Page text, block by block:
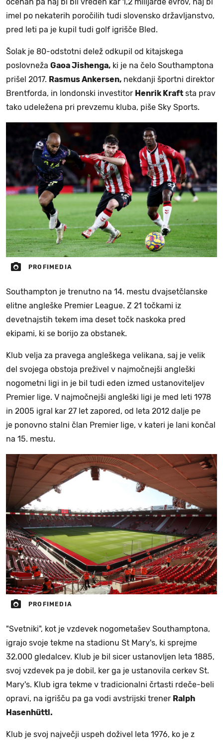
imel po nekaterih poročilih tudi slovensko državljanstvo,
pred leti pa je kupil tudi golf igrišče Bled.
Šolak je 80-odstotni delež odkupil od kitajskega
poslovneža Gaoa Jishenga, ki je na čelo Southamptona
prišel 2017. Rasmus Ankersen, nekdanji športni direktor
Brentforda, in londonski investitor Henrik Kraft sta prav
tako udeležena pri prevzemu kluba, piše Sky Sports.
PROFIMEDIA
Southampton je trenutno na 14. mestu dvajsetčlanske
elitne angleške Premier League. Z 21 točkami iz
devetnajstih tekem ima deset točk naskoka pred
ekipami, ki se borijo za obstanek.
Klub velja za pravega angleškega velikana, saj je velik
del svojega obstoja preživel v najmočnejši angleški
nogometni ligi in je bil tudi eden izmed ustanoviteljev
Premier lige. V najmočnejši angleški ligi je med leti 1978
in 2005 igral kar 27 let zapored, od leta 2012 dalje pe
je ponovno stalni član Premier lige, v kateri je lani končal
na 15. mestu.
PROFIMEDIA
"Svetniki", kot je vzdevek nogometašev Southamptona,
igrajo svoje tekme na stadionu St Mary's, ki sprejme
32.000 gledalcev. Klub je bil sicer ustanovljen leta 1885,
svoj vzdevek pa je dobil, ker ga je ustanovila cerkev St.
Mary's. Klub igra tekme v tradicionalni črtasti rdeče-beli
opravi, na igrišču pa ga vodi avstrijski trener Ralph
Hasenhüttl.
Klub je svoj največji uspeh doživel leta 1976, ko je z